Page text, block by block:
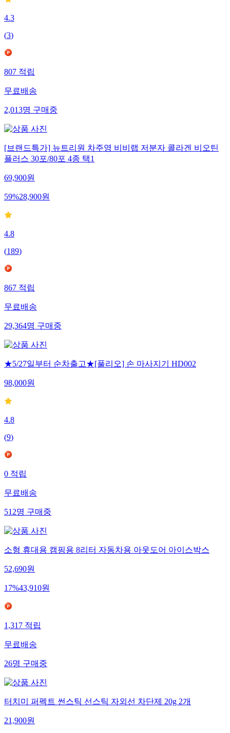
4.3
(3)
807적립
무료배송
2,013명구매중
[브랜드특가] 뉴트리원 차주영 비비랩 저분자 콜라겐 비오틴
플러스 30포/80포 4종 택1
69,900원
59%28,900원
4.8
(189)
867적립
무료배송
29,364명구매중
★5/27일부터 순차출고★[풀리오] 손 마사지기 HD002
98,000원
4.8
(9)
0적립
무료배송
512명구매중
소형 휴대용 캠핑용 8리터 자동차용 아웃도어 아이스박스
52,690원
17%43,910원
1,317적립
무료배송
26명구매중
터치미 퍼펙트 썬스틱 선스틱 자외선 차단제 20g 2개
21,900원